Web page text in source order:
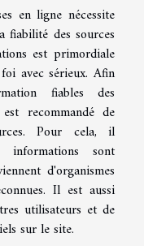
en ligne nécessite
des sources
est primordiale
avec sérieux. Afin
fiables des
recommandé de
Pour cela, il
sont
d'organismes
Il est aussi
utilisateurs et de
sur le site.